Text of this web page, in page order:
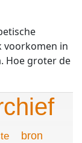
voorkomen in
Hoe groter de
bron